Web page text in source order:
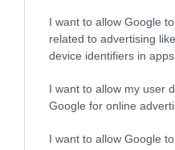
I want to allow Google
related to advertising
device identifiers in apps.
I want to allow my user
Google for online
I want to allow Google